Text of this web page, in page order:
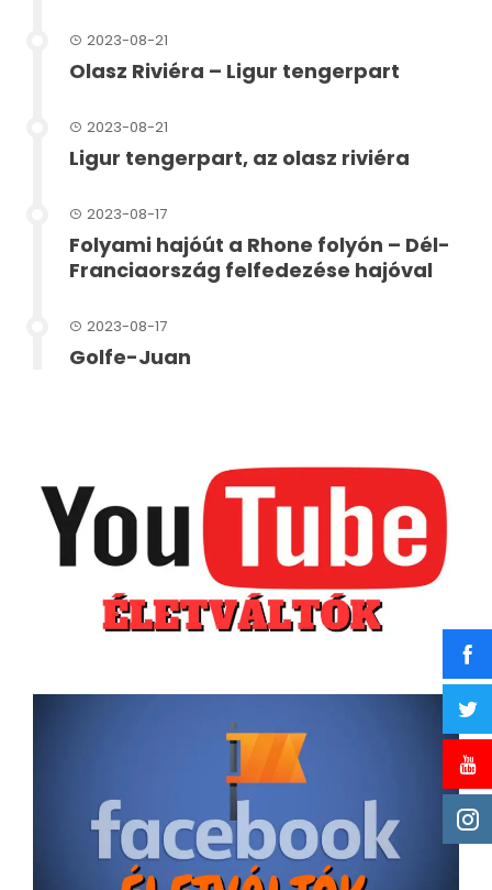
2023-08-21
Olasz Riviéra – Ligur tengerpart
2023-08-21
Ligur tengerpart, az olasz riviéra
2023-08-17
Folyami hajóút a Rhone folyón – Dél-
Franciaország felfedezése hajóval
2023-08-17
Golfe-Juan